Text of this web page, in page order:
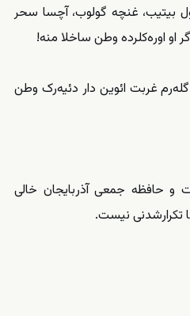
گول بیتیب، غنچه گولوب، آچسا سحر
او اوره‌کلرده وطن ساخلا منه!
گله‌رم غربت ائوین دار دئیه‌رک وطن
حافظه جمعی آذربایجان خالی
تکرارشدنی نیست.